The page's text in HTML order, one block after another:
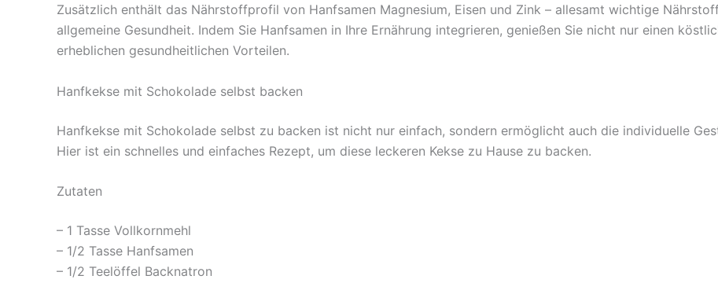
Zusätzlich enthält das Nährstoffprofil von Hanfsamen Magnesium, Eisen und Zink – allesamt wichtige
allgemeine Gesundheit. Indem Sie Hanfsamen in Ihre Ernährung integrieren, genießen Sie nicht nur einen
erheblichen gesundheitlichen Vorteilen.
Hanfkekse mit Schokolade selbst backen
Hanfkekse mit Schokolade selbst zu backen ist nicht nur einfach, sondern ermöglicht auch die individuelle
Hier ist ein schnelles und einfaches Rezept, um diese leckeren Kekse zu Hause zu backen.
Zutaten
– 1 Tasse Vollkornmehl
– 1/2 Tasse Hanfsamen
– 1/2 Teelöffel Backnatron